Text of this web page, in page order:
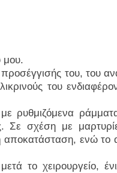
μου.
του, του
του
με ρυθμιζόμενα
σχέση με
ενώ το
το χειρουργείο,